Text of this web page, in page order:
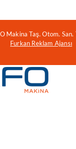
Makina Taş. Otom. San.
Furkan Reklam Ajansı